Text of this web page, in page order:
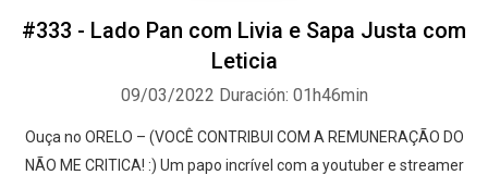
#333 - Lado Pan com Livia e Sapa Justa com
Leticia
09/03/2022 Duración: 01h46min
Ouça no ORELO – (VOCÊ CONTRIBUI COM A REMUNERAÇÃO DO
NÃO ME CRITICA! :) Um papo incrível com a youtuber e streamer